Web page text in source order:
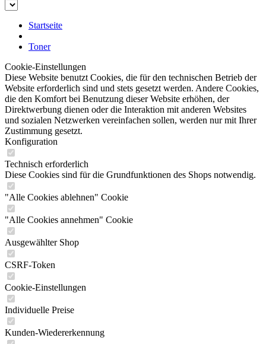
Startseite
Toner
Cookie-Einstellungen
Diese Website benutzt Cookies, die für den technischen Betrieb der
Website erforderlich sind und stets gesetzt werden. Andere Cookies,
die den Komfort bei Benutzung dieser Website erhöhen, der
Direktwerbung dienen oder die Interaktion mit anderen Websites
und sozialen Netzwerken vereinfachen sollen, werden nur mit Ihrer
Zustimmung gesetzt.
Konfiguration
Technisch erforderlich
Diese Cookies sind für die Grundfunktionen des Shops notwendig.
"Alle Cookies ablehnen" Cookie
"Alle Cookies annehmen" Cookie
Ausgewählter Shop
CSRF-Token
Cookie-Einstellungen
Individuelle Preise
Kunden-Wiedererkennung